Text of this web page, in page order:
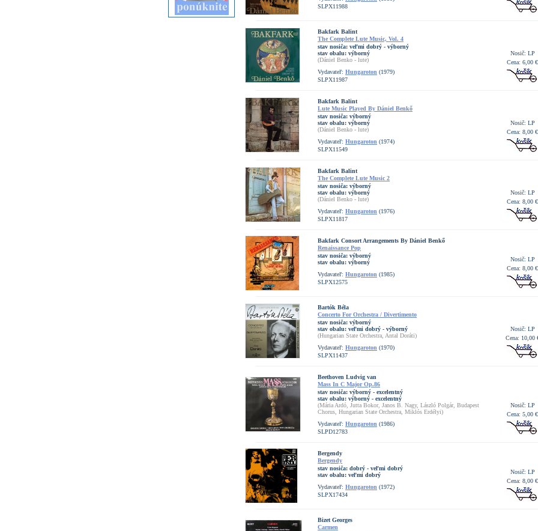
SLPX11988
Bakfark Balint
The Complete Lute Music, Vol. 4
stav nosiča: veľmi dobrý - výborný
stav obalu: výborný
(Dániel Benko - lute)
Vydavateľ: Hungaroton (1979)
SLPX11987
Nosič: LP
Cena: 6,00 €
Bakfark Balint
Lute Music Played By Dániel Benkő
stav nosiča: výborný
stav obalu: výborný
(Dániel Benko - lute)
Vydavateľ: Hungaroton (1974)
SLPX11549
Nosič: LP
Cena: 8,00 €
Bakfark Balint
The Complete Lute Music 2
stav nosiča: výborný
stav obalu: výborný
(Dániel Benko - lute)
Vydavateľ: Hungaroton (1976)
SLPX11817
Nosič: LP
Cena: 8,00 €
Bakfark Consort Arrangements By Dániel Benkő
Renaissance Pop
stav nosiča: výborný
stav obalu: výborný
Vydavateľ: Hungaroton (1985)
SLPX12575
Nosič: LP
Cena: 8,00 €
Bartók Béla
Concerto For Orchestra / Divertimento
stav nosiča: výborný
stav obalu: veľmi dobrý - výborný
(Hungarian State Orchestra, Antal Doráti)
Vydavateľ: Hungaroton (1970)
SLPX11437
Nosič: LP
Cena: 10,00
Beethoven Ludvig van
Mass In C Major Op.86
stav nosiča: výborný - excelentný
stav obalu: výborný - excelentný
(Mária Ardó, Jutta Bokor, Janos B. Nagy, László Polgár, Budapest
Chorus, Hungarian State Orchestra, Miklós Erdélyi)
Vydavateľ: Hungaroton (1986)
SLPD12783
Nosič: LP
Cena: 5,00 €
Bergendy
Bergendy
stav nosiča: dobrý - veľmi dobrý
stav obalu: veľmi dobrý
Vydavateľ: Hungaroton (1972)
SLPX17434
Nosič: LP
Cena: 8,00 €
Bizet Georges
Carmen